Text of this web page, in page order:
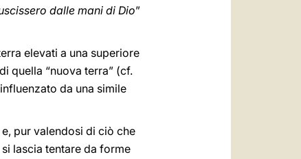
dalle mani di Dio”
elevati a una superiore
quella “nuova terra” (cf.
da una simile
pur valendosi di ciò che
lascia tentare da forme